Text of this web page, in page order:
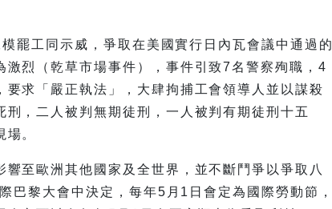
罷工同示威，爭取在美國實行日內瓦會議中通過的
烈（乾草市場事件），事件引致7名警察殉職，4
求「嚴正執法」，大肆拘捕工會領導人並以謀殺
，二人被判無期徒刑，一人被判有期徒刑十五
。
至歐洲其他國家及全世界，並不斷鬥爭以爭取八
巴黎大會中決定，每年5月1日會定為國際勞動節，